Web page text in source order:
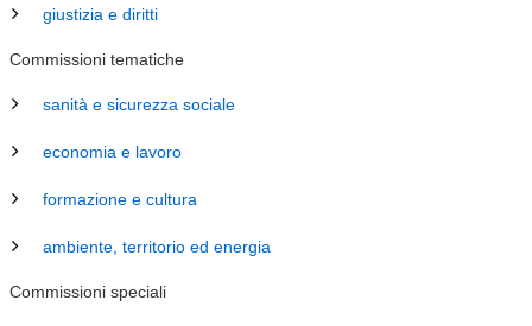
giustizia e diritti
Commissioni tematiche
sanità e sicurezza sociale
economia e lavoro
formazione e cultura
ambiente, territorio ed energia
Commissioni speciali